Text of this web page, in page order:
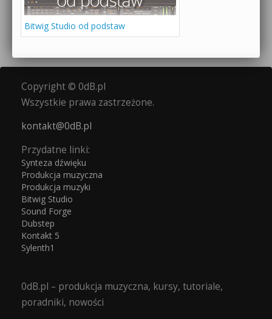
Bitwig Studio od podstaw
Copyright © 0dB.pl
Wszystkie prawa zastrzeżone.
kontakt@0dB.pl
Przydatne linki:
Synteza dźwięku
Produkcja muzyczna
Produkcja muzyki
Bitwig Studio
Sound Forge
Dubstep
Kontakt 5
Sylenth1
0dB.pl – produkcja muzyczna, kursy, tutoriale,
poradniki, nowości